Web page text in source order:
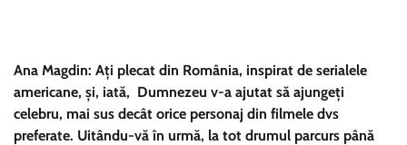
Ana Magdin: Ați plecat din România, inspirat de serialele
americane, și, iată, Dumnezeu v-a ajutat să ajungeți
celebru, mai sus decât orice personaj din filmele dvs
preferate. Uitându-vă în urmă, la tot drumul parcurs până